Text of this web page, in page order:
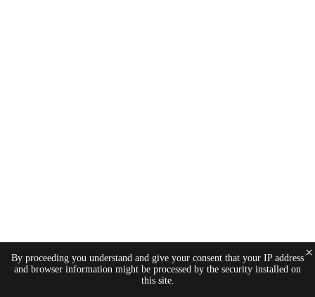
By proceeding you understand and give your consent that your IP address
and browser information might be processed by the security installed on
this site.
×